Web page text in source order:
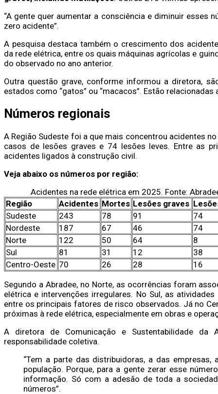
“A gente quer aumentar a consciência e diminuir esses
zero acidente”.
A pesquisa destaca também o crescimento dos
da rede elétrica, entre os quais máquinas agrícolas e
do observado no ano anterior.
Outra questão grave, conforme informou a diretora,
estados como “gatos” ou “macacos”. Estão
Números regionais
A Região Sudeste foi a que mais concentrou acidentes
casos de lesões graves e 74 lesões leves. Entre as
acidentes ligados à construção civil.
Veja abaixo os números por região:
Acidentes na rede elétrica em 2025. Fonte:
Região
Acidentes Mortes Lesões graves
Sudeste
243 78 91
74
Nordeste
187 67 46
74
Norte
122 50 64
8
Sul
81 31 12
38
Centro-Oeste 70 26 28 16
Segundo a Abradee, no Norte, as ocorrências foram
elétrica e intervenções irregulares. No Sul, as
entre os principais fatores de risco observados. Já no
próximas à rede elétrica, especialmente em obras e
A diretora de Comunicação e Sustentabilidade da
responsabilidade coletiva.
“Tem a parte das distribuidoras, a das
população. Porque, para a gente zerar esse
informação. Só com a adesão de toda a
números”.